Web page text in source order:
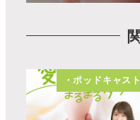
・ポッドキャスト